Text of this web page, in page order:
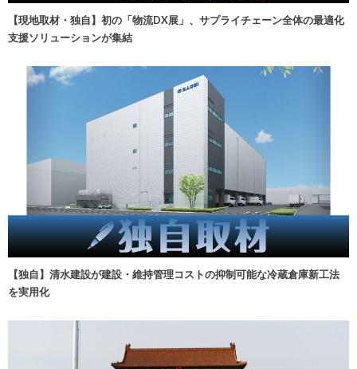
【現地取材・独自】初の「物流DX展」、サプライチェーン全体の最適化
支援ソリューションが集結
【独自】清水建設が建設・維持管理コストの抑制可能な冷蔵倉庫新工法
を実用化